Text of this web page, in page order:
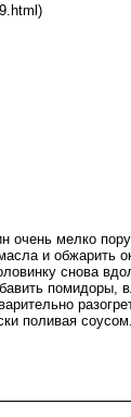
мелко
и обжарить
снова
помидоры,
поливая